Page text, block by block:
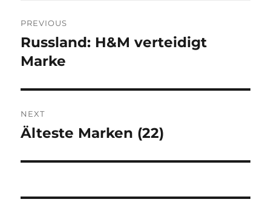
navigation
PREVIOUS
Previous
post:
Russland: H&M verteidigt
Marke
NEXT
Next
Älteste Marken (22)